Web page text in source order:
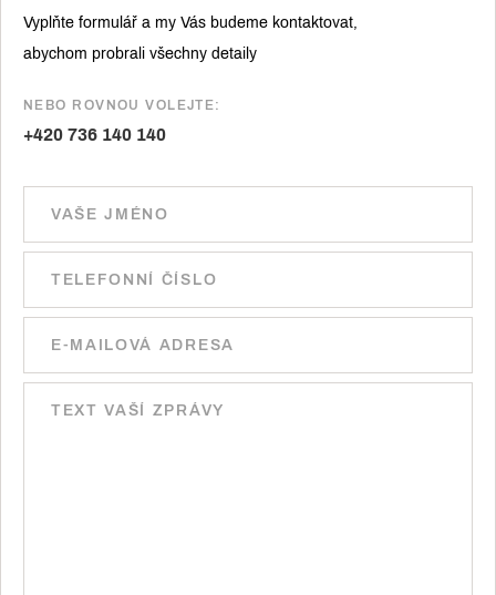
Vyplňte formulář a my Vás budeme kontaktovat,
abychom probrali všechny detaily
NEBO ROVNOU VOLEJTE:
+420 736 140 140
Ponechte toto pole prázdné.